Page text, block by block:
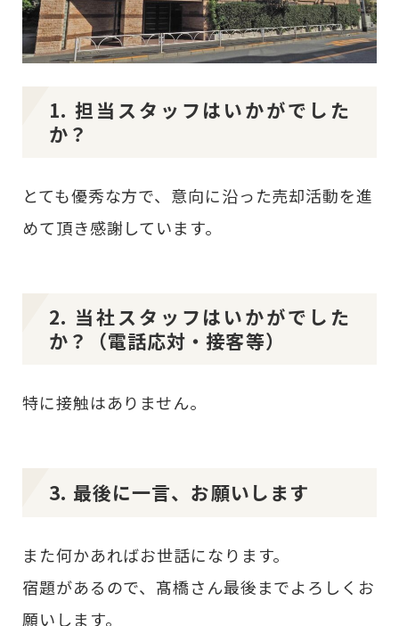
1. 担当スタッフはいかがでした
か？
とても優秀な方で、意向に沿った売却活動を進
めて頂き感謝しています。
2. 当社スタッフはいかがでした
か？（電話応対・接客等）
特に接触はありません。
3. 最後に一言、お願いします
また何かあればお世話になります。
宿題があるので、髙橋さん最後までよろしくお
願いします。